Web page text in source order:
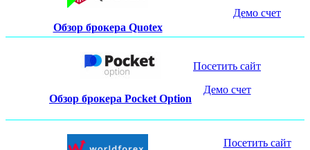
Обзор брокера Quotex
Демо счет
Обзор брокера Pocket Option
Посетить сайт
Демо счет
Посетить сайт